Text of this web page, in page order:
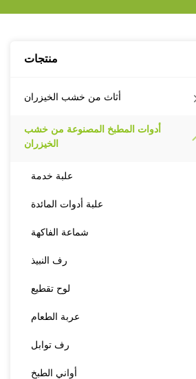
منتجات
أثاث من خشب الخيزران
أدوات المطبخ المصنوعة من خشب
الخيزران
علبة خدمة
علبة أدوات المائدة
شماعة الفاكهة
رف النبيذ
لوح تقطيع
عربة الطعام
رف توابل
أواني الطبخ